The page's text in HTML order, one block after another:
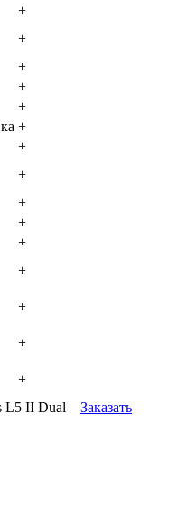
+
+
+
+
+
+
+
+
+
+
+
+
+
+
+
L5 II Dual
Заказать